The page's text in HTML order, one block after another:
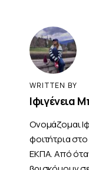
WRITTEN BY
Ιφιγένεια
Ονομάζομαι
φοιτήτρια
ΕΚΠΑ. Από